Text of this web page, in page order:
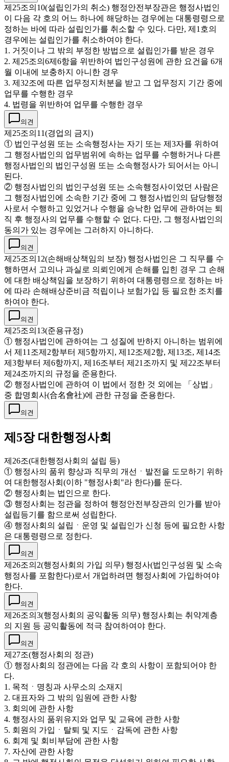
제25조의10(설립인가의 취소) 행정안전부장관은 행정사법인
이 다음 각 호의 어느 하나에 해당하는 경우에는 대통령령으로
정하는 바에 따라 설립인가를 취소할 수 있다. 다만, 제1호의
경우에는 설립인가를 취소하여야 한다.
1. 거짓이나 그 밖의 부정한 방법으로 설립인가를 받은 경우
2. 제25조의6제6항을 위반하여 법인구성원에 관한 요건을 6개
월 이내에 보충하지 아니한 경우
3. 제32조에 따른 업무정지처분을 받고 그 업무정지 기간 중에
업무를 수행한 경우
4. 법령을 위반하여 업무를 수행한 경우
의견
제25조의11(경업의 금지)
① 법인구성원 또는 소속행정사는 자기 또는 제3자를 위하여
그 행정사법인의 업무범위에 속하는 업무를 수행하거나 다른
행정사법인의 법인구성원 또는 소속행정사가 되어서는 아니
된다.
② 행정사법인의 법인구성원 또는 소속행정사이었던 사람은
그 행정사법인에 소속한 기간 중에 그 행정사법인의 담당행정
사로서 수행하고 있었거나 수행을 승낙한 업무에 관하여는 퇴
직 후 행정사의 업무를 수행할 수 없다. 다만, 그 행정사법인의
동의가 있는 경우에는 그러하지 아니하다.
의견
제25조의12(손해배상책임의 보장) 행정사법인은 그 직무를 수
행하면서 고의나 과실로 의뢰인에게 손해를 입힌 경우 그 손해
에 대한 배상책임을 보장하기 위하여 대통령령으로 정하는 바
에 따라 손해배상준비금 적립이나 보험가입 등 필요한 조치를
하여야 한다.
의견
제25조의13(준용규정)
① 행정사법인에 관하여는 그 성질에 반하지 아니하는 범위에
서 제11조제2항부터 제5항까지, 제12조제2항, 제13조, 제14조
제3항부터 제6항까지, 제16조부터 제21조까지 및 제22조부터
제24조까지의 규정을 준용한다.
② 행정사법인에 관하여 이 법에서 정한 것 외에는 「상법」
중 합명회사(合名會社)에 관한 규정을 준용한다.
의견
제5장 대한행정사회
제26조(대한행정사회의 설립 등)
① 행정사의 품위 향상과 직무의 개선ㆍ발전을 도모하기 위하
여 대한행정사회(이하 "행정사회"라 한다)를 둔다.
② 행정사회는 법인으로 한다.
③ 행정사회는 정관을 정하여 행정안전부장관의 인가를 받아
설립등기를 함으로써 성립한다.
④ 행정사회의 설립ㆍ운영 및 설립인가 신청 등에 필요한 사항
은 대통령령으로 정한다.
의견
제26조의2(행정사회의 가입 의무) 행정사(법인구성원 및 소속
행정사를 포함한다)로서 개업하려면 행정사회에 가입하여야
한다.
의견
제26조의3(행정사회의 공익활동 의무) 행정사회는 취약계층
의 지원 등 공익활동에 적극 참여하여야 한다.
의견
제27조(행정사회의 정관)
① 행정사회의 정관에는 다음 각 호의 사항이 포함되어야 한
다.
1. 목적ㆍ명칭과 사무소의 소재지
2. 대표자와 그 밖의 임원에 관한 사항
3. 회의에 관한 사항
4. 행정사의 품위유지와 업무 및 교육에 관한 사항
5. 회원의 가입ㆍ탈퇴 및 지도ㆍ감독에 관한 사항
6. 회계 및 회비부담에 관한 사항
7. 자산에 관한 사항